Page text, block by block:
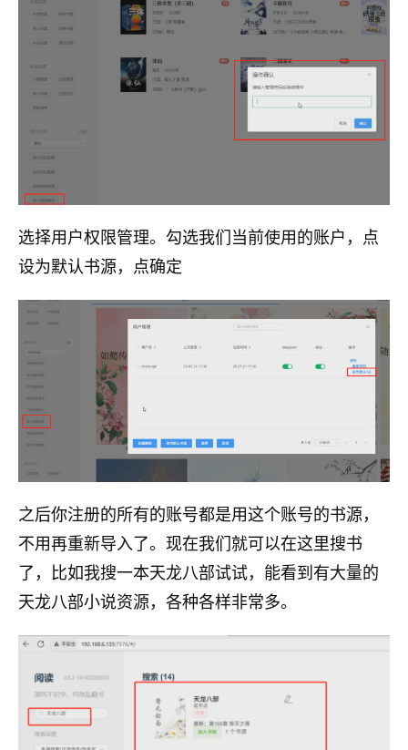
选择用户权限管理。勾选我们当前使用的账户，点
设为默认书源，点确定
之后你注册的所有的账号都是用这个账号的书源，
不用再重新导入了。现在我们就可以在这里搜书
了，比如我搜一本天龙八部试试，能看到有大量的
天龙八部小说资源，各种各样非常多。